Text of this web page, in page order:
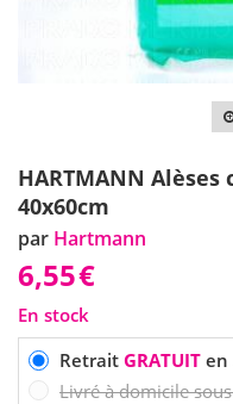
HARTMANN
40x60cm
par Hartmann
6,55€
En stock
Retrait GRATUITen
Livré à domicile